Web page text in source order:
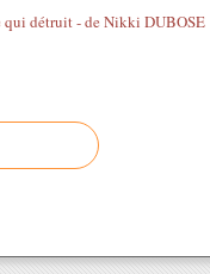
qui détruit - de Nikki DUBOSE